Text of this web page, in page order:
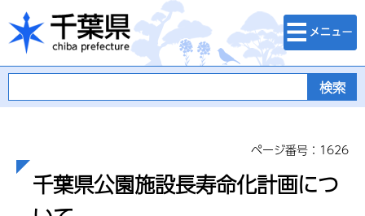
千葉県
検索・メニュ
ー
ページ番号：1626
千葉県公園施設長寿命化計画につ